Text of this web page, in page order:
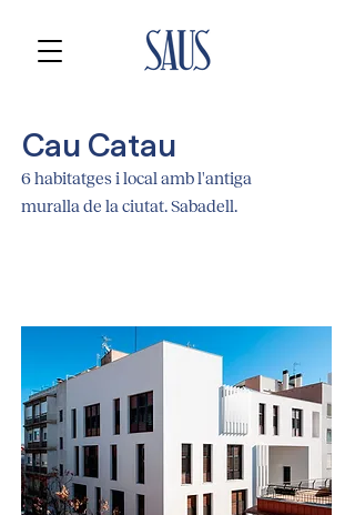
Cau Catau
6 habitatges i local amb l'antiga
muralla de la ciutat. Sabadell.